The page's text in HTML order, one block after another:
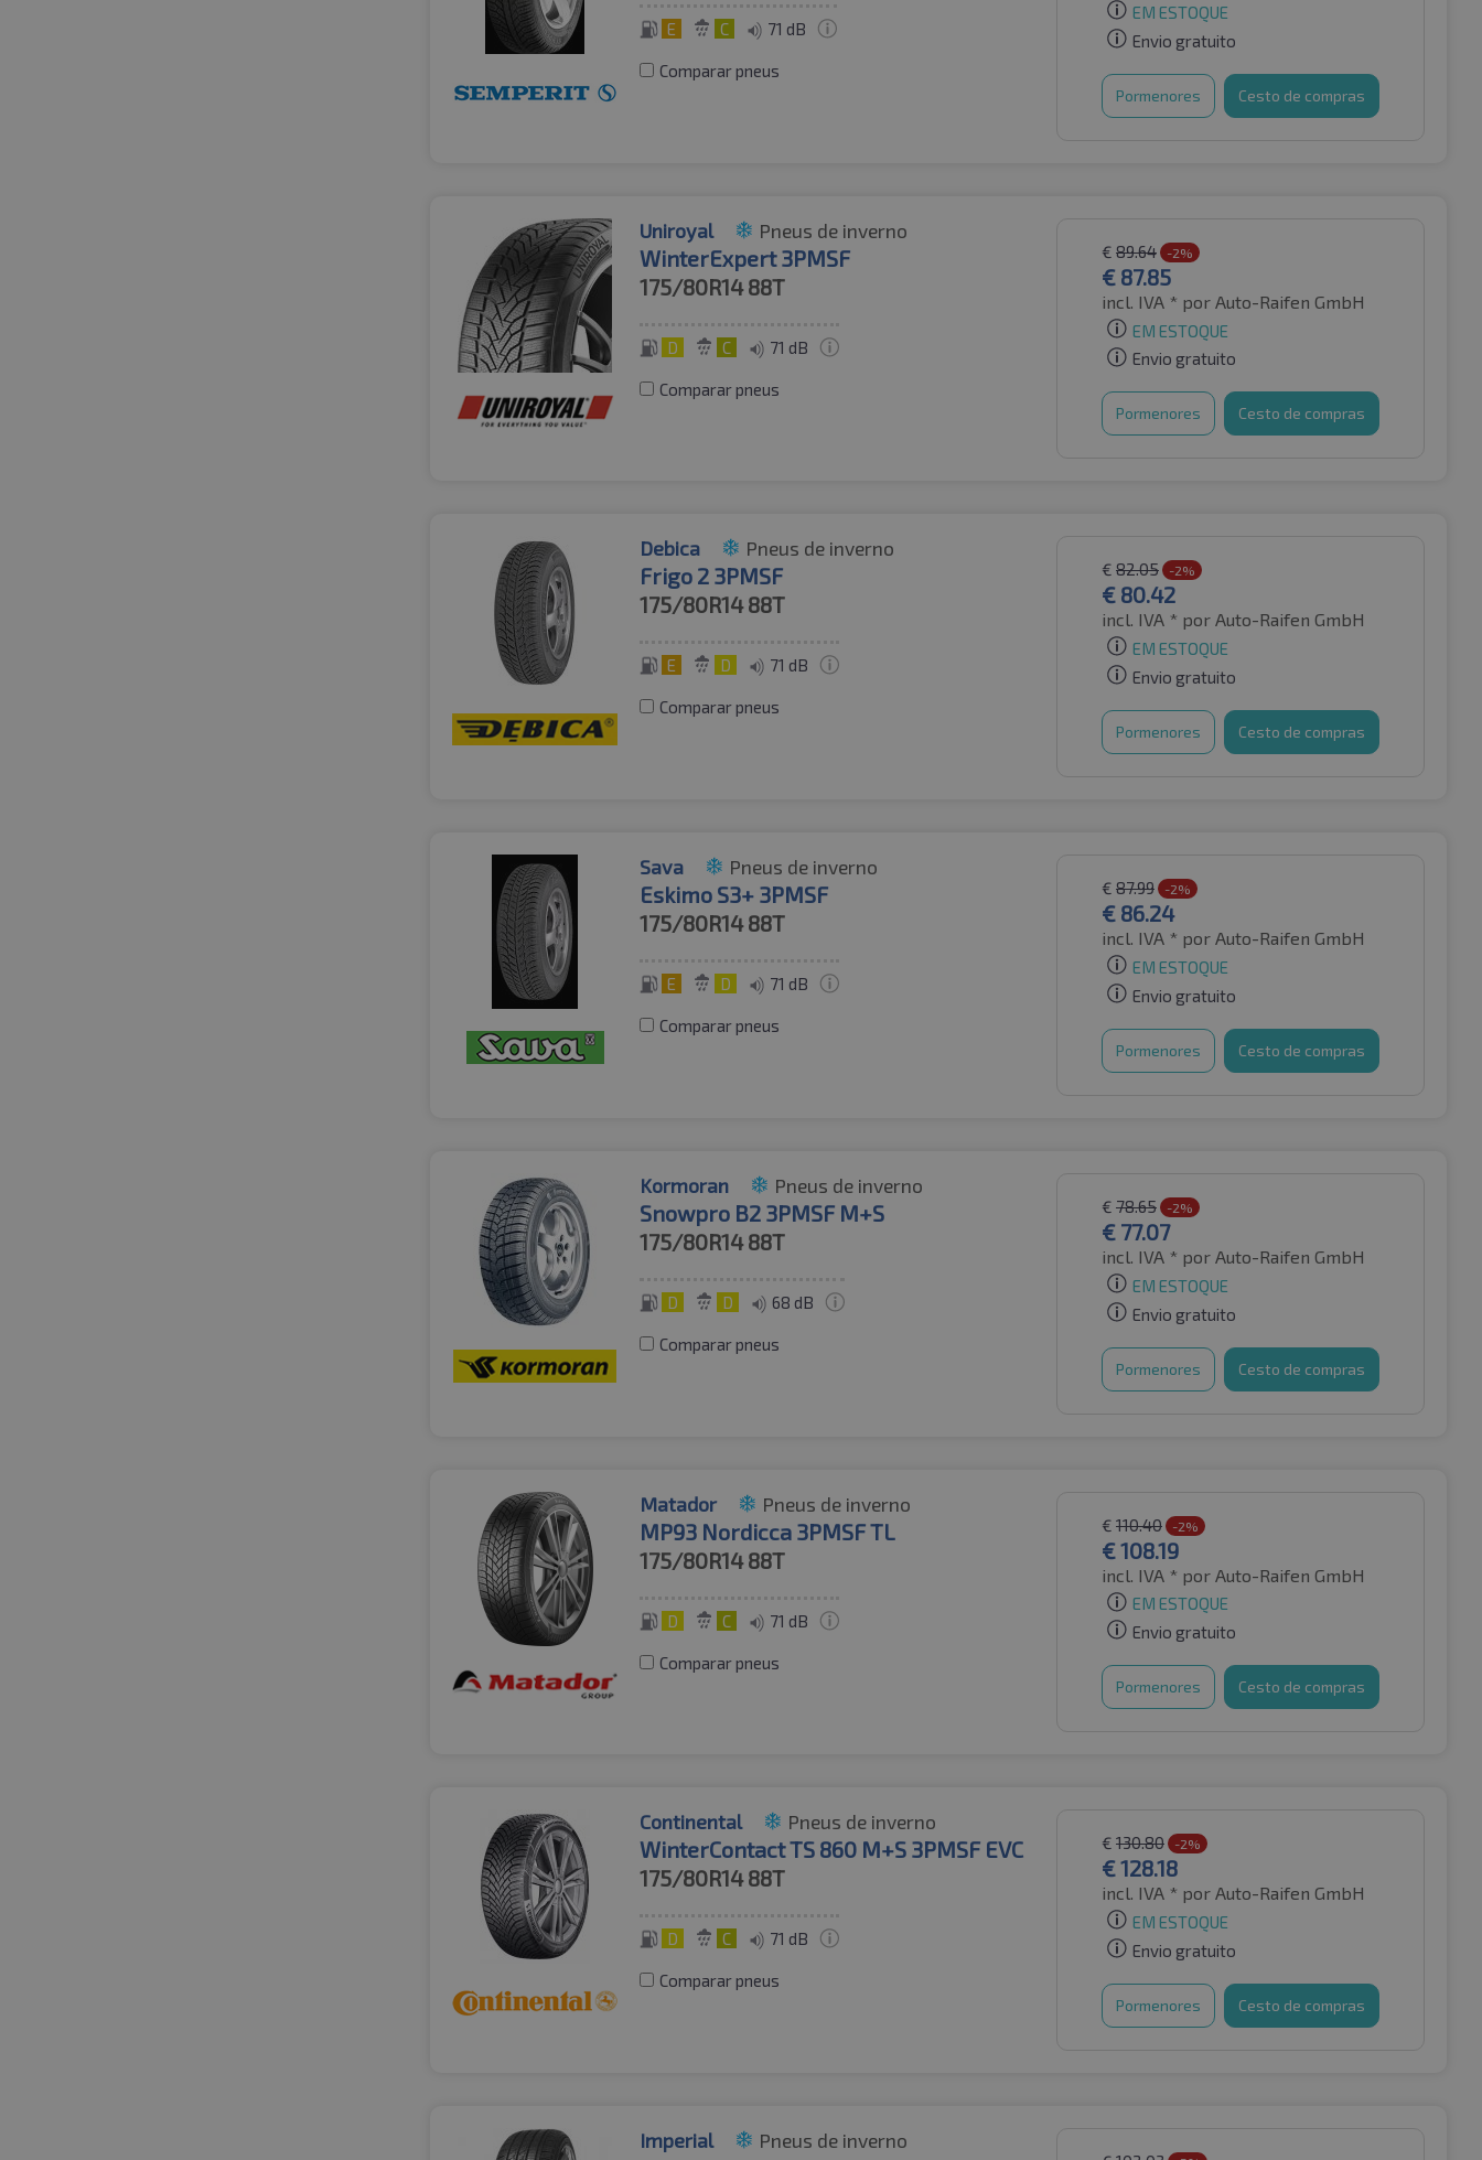
E C 71 dB
Comparar pneus
EM ESTOQUE
Envio gratuito
Pormenores Cesto de compras
Uniroyal Pneus de inverno
WinterExpert 3PMSF
175/80R1488T
D C 71 dB
Comparar pneus
€ 89.64 -2%
€ 87.85
incl. IVA * por Auto-Raifen GmbH
EM ESTOQUE
Envio gratuito
Pormenores Cesto de compras
Debica Pneus de inverno
Frigo 2 3PMSF
175/80R1488T
E D 71 dB
Comparar pneus
€ 82.05 -2%
€ 80.42
incl. IVA * por Auto-Raifen GmbH
EM ESTOQUE
Envio gratuito
Pormenores Cesto de compras
Sava Pneus de inverno
Eskimo S3+ 3PMSF
175/80R1488T
E D 71 dB
Comparar pneus
€ 87.99 -2%
€ 86.24
incl. IVA * por Auto-Raifen GmbH
EM ESTOQUE
Envio gratuito
Pormenores Cesto de compras
Kormoran Pneus de inverno
Snowpro B2 3PMSF M+S
175/80R1488T
D D 68 dB
Comparar pneus
€ 78.65 -2%
€ 77.07
incl. IVA * por Auto-Raifen GmbH
EM ESTOQUE
Envio gratuito
Pormenores Cesto de compras
Matador Pneus de inverno
MP93 Nordicca 3PMSF TL
175/80R1488T
D C 71 dB
Comparar pneus
€ 110.40 -2%
€108.19
incl. IVA * por Auto-Raifen GmbH
EM ESTOQUE
Envio gratuito
Pormenores Cesto de compras
Continental Pneus de inverno
WinterContact TS 860 M+S 3PMSF EVC
175/80R1488T
D C 71 dB
Comparar pneus
€ 130.80 -2%
€128.18
incl. IVA * por Auto-Raifen GmbH
EM ESTOQUE
Envio gratuito
Pormenores Cesto de compras
Imperial Pneus de inverno